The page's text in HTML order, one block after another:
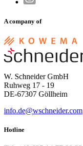
A company of
W. Schneider GmbH
Ruhweg 17 - 19
DE-67307 Göllheim
info.de@wschneider.com
Hotline